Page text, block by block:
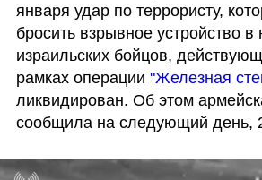
января удар по террористу,
бросить взрывное устройство
израильских бойцов,
рамках операции "Железная
ликвидирован. Об этом
сообщила на следующий день,